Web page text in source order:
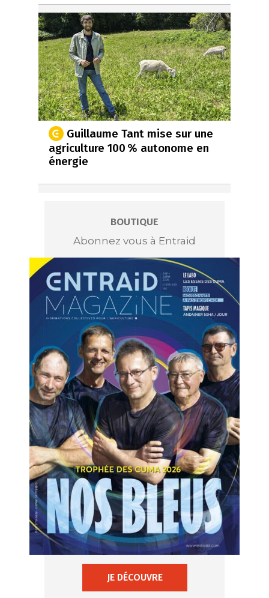
Guillaume Tant mise sur une
agriculture 100 % autonome en
énergie
BOUTIQUE
Abonnez vous à Entraid
JE DÉCOUVRE